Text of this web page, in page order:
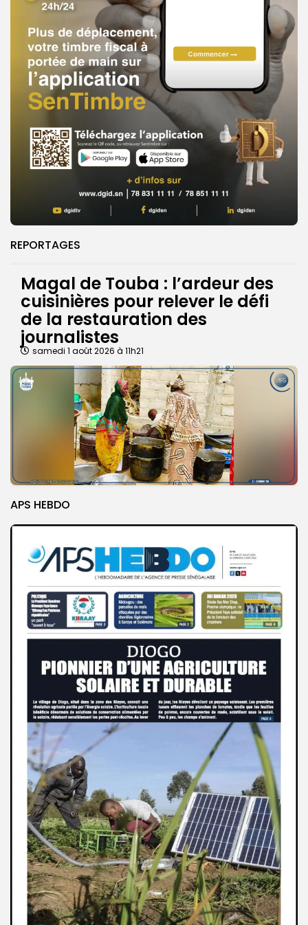
REPORTAGES
Magal de Touba : l’ardeur des
cuisinières pour relever le défi
de la restauration des
journalistes
samedi 1 août 2026 à 11h21
APS HEBDO